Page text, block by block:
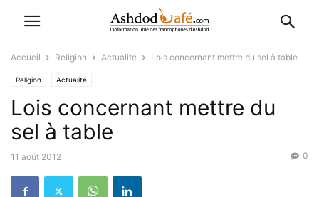
Accueil Religion Actualité Lois concernant mettre du sel à table
Religion Actualité
Lois concernant mettre du
sel à table
11 août 2012 0